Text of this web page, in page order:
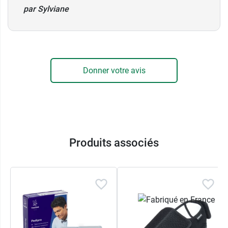
par Sylviane
Donner votre avis
Produits associés